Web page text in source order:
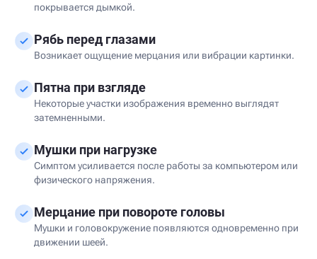
покрывается дымкой.
Рябь перед глазами
Возникает ощущение мерцания или вибрации картинки.
Пятна при взгляде
Некоторые участки изображения временно выглядят
затемненными.
Мушки при нагрузке
Симптом усиливается после работы за компьютером или
физического напряжения.
Мерцание при повороте головы
Мушки и головокружение появляются одновременно при
движении шеей.